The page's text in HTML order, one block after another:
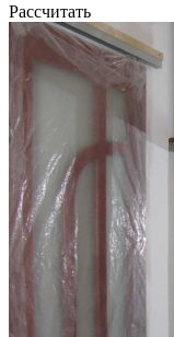
Рассчитать